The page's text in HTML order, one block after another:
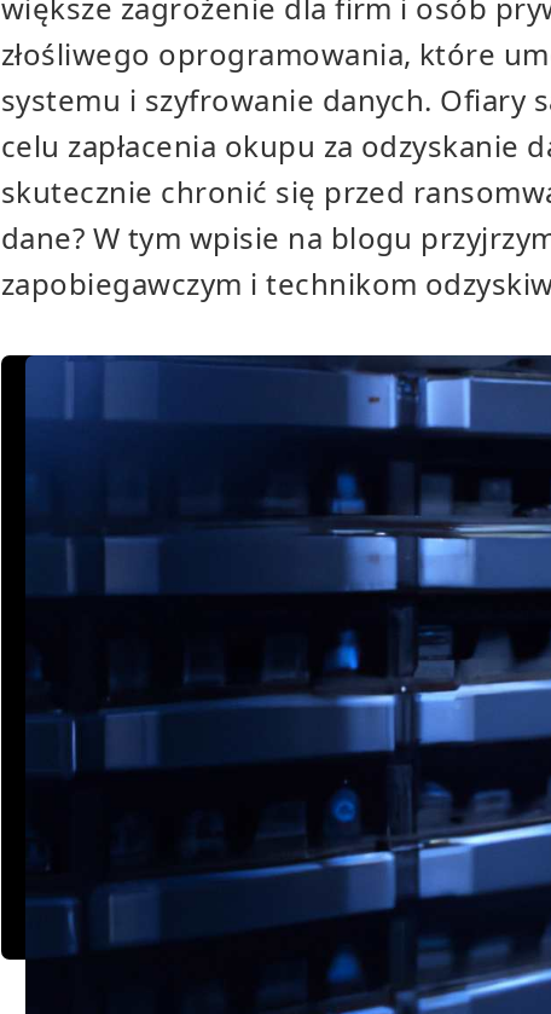
złośliwego oprogramowania, które
systemu i szyfrowanie danych. Ofiary
celu zapłacenia okupu za odzyskanie
skutecznie chronić się przed
dane? W tym wpisie na blogu
zapobiegawczym i technikom